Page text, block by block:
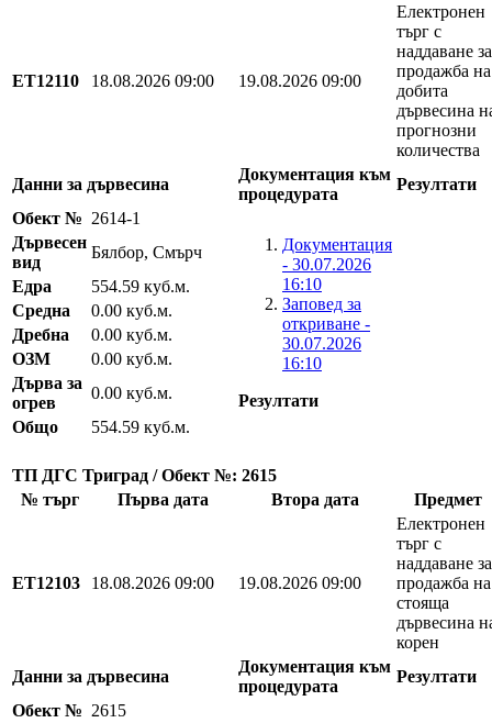
EТ12110 18.08.2026 09:00 19.08.2026 09:00
Електронен
търг с
наддаване за
продажба на
добита
дървесина
прогнозни
количества
Данни за дървесина
Документация към
процедурата
Резултати
Обект № 2614-1
Документация
- 30.07.2026
16:10
Заповед за
откриване -
30.07.2026
16:10
Резултати
Дървесен
вид
Бялбор, Смърч
Едра
554.59 куб.м.
Средна
0.00 куб.м.
Дребна
0.00 куб.м.
ОЗМ
0.00 куб.м.
Дърва за
огрев
0.00 куб.м.
Общо
554.59 куб.м.
ТП ДГС Триград / Обект №: 2615
№ търг
Първа дата Втора дата Предмет
EТ12103 18.08.2026 09:00 19.08.2026 09:00
Електронен
търг с
наддаване за
продажба на
стояща
дървесина
корен
Данни за дървесина
Документация към
процедурата
Резултати
Обект № 2615